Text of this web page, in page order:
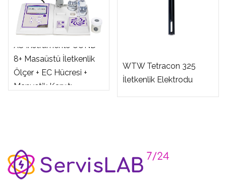
XS Instruments COND
8+ Masaüstü İletkenlik
Ölçer + EC Hücresi +
Manyetik Karıştı
WTW Tetracon 325
İletkenlik Elektrodu